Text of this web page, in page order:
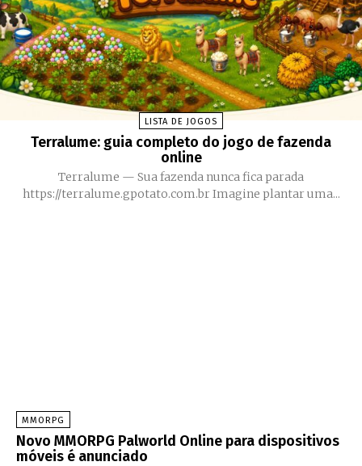
LISTA DE JOGOS
Terralume: guia completo do jogo de fazenda
online
Terralume — Sua fazenda nunca fica parada
https://terralume.gpotato.com.br Imagine plantar uma...
MMORPG
Novo MMORPG Palworld Online para dispositivos
móveis é anunciado